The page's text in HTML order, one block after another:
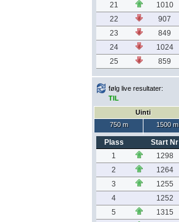
21
1010
22
907
23
849
24
1024
25
859
følg live resultater:
TIL
Uinti
750 m
1500 m
Plass Start Nr
1
1298
2
1264
3
1255
4
1252
5
1315